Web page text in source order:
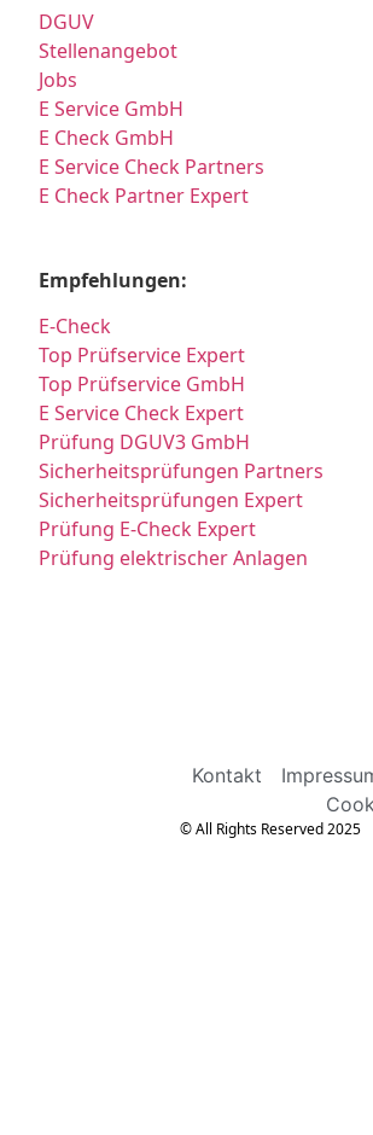
DGUV
Stellenangebot
Jobs
E Service GmbH
E Check GmbH
E Service Check Partners
E Check Partner Expert
Empfehlungen:
E-Check
Top Prüfservice Expert
Top Prüfservice GmbH
E Service Check Expert
Prüfung DGUV3 GmbH
Sicherheitsprüfungen Partners
Sicherheitsprüfungen Expert
Prüfung E-Check Expert
Prüfung elektrischer Anlagen
Kontakt
© All Rights Reserved 2025